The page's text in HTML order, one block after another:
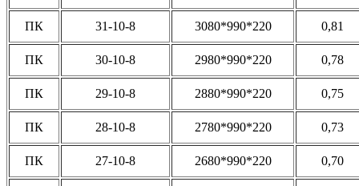
ПК 31-10-8 3080*990*220 0,81
ПК 30-10-8 2980*990*220 0,78
ПК 29-10-8 2880*990*220 0,75
ПК 28-10-8 2780*990*220 0,73
ПК 27-10-8 2680*990*220 0,70